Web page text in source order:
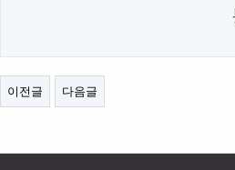
이전글 다음글